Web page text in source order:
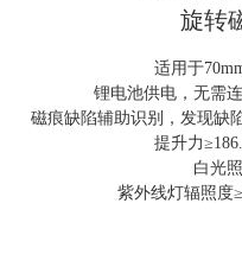
旋转
适用于
锂电池供电，无需
磁痕缺陷辅助识别，发现缺
提升力
白光
紫外线灯辐照度